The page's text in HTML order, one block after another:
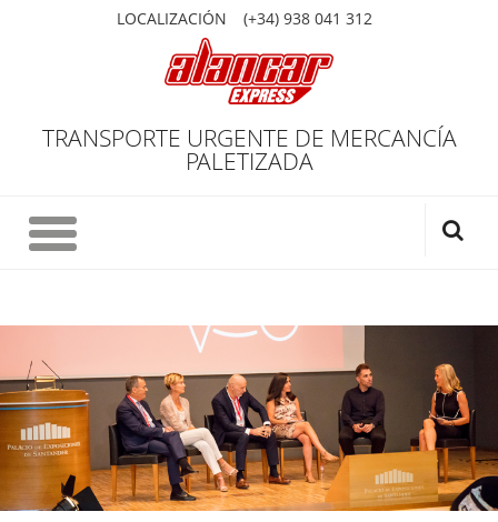
LOCALIZACIÓN (+34) 938 041 312
TRANSPORTE URGENTE DE MERCANCÍA
PALETIZADA